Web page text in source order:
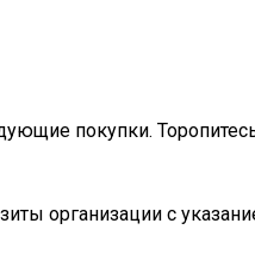
покупки.
организации с